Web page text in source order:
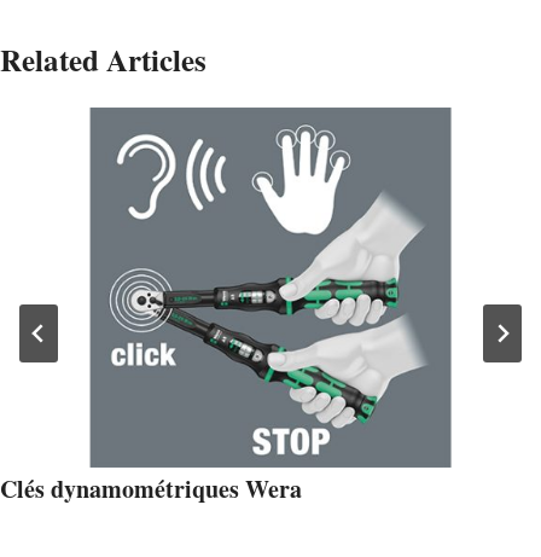
Related Articles
Clés dynamométriques Wera